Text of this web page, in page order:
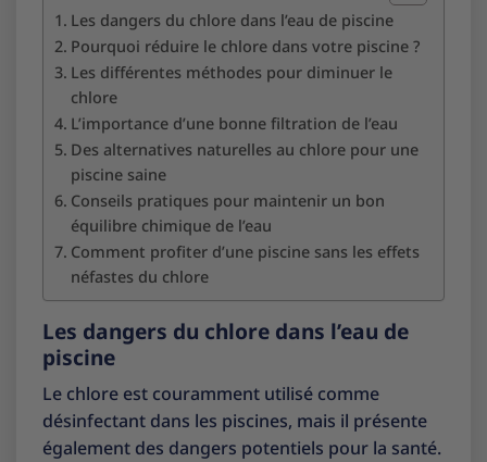
Les dangers du chlore dans l’eau de piscine
Pourquoi réduire le chlore dans votre piscine ?
Les différentes méthodes pour diminuer le
chlore
L’importance d’une bonne filtration de l’eau
Des alternatives naturelles au chlore pour une
piscine saine
Conseils pratiques pour maintenir un bon
équilibre chimique de l’eau
Comment profiter d’une piscine sans les effets
néfastes du chlore
Les dangers du chlore dans l’eau de
piscine
Le chlore est couramment utilisé comme
désinfectant dans les piscines, mais il présente
également des dangers potentiels pour la santé.